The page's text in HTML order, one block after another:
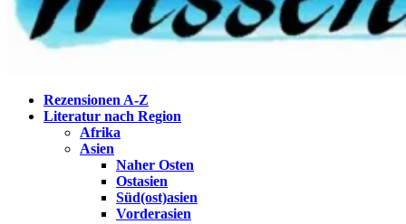
Wissenstagebuch
Eine Gabel für die Suppe der Weisheit
Rezensionen A-Z
Literatur nach Region
Afrika
Asien
Naher Osten
Ostasien
Süd(ost)asien
Vorderasien